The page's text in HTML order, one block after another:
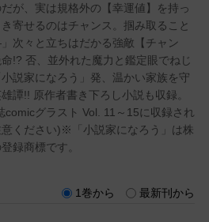
が、実は規格外の【幸運値】を持っ
寄せるのはチャンス。掴み取ること
次々と立ちはだかる強敵【チャン
!? 否、並外れた魔力と鑑定眼でねじ
説家になろう」発、温かい家族を守
譚!! 原作者書き下ろし小説も収録。
グラスト Vol. 11～15に収録され
ください)※「小説家になろう」は株
録商標です。
1巻から 最新刊から